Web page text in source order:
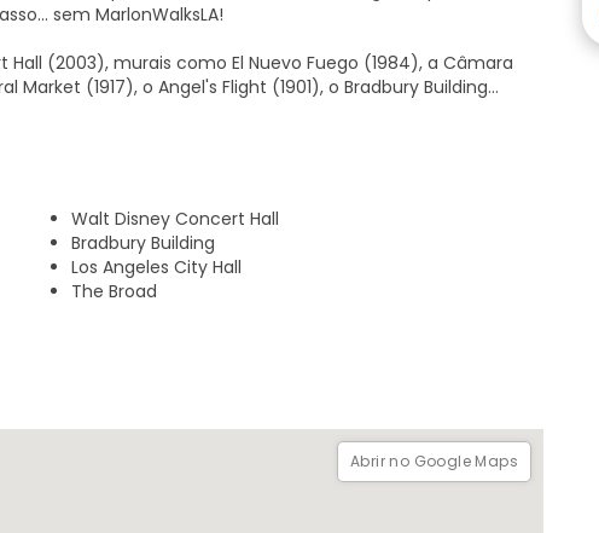
sem MarlonWalksLA!
(2003), murais como El Nuevo Fuego (1984), a Câmara
Market (1917), o Angel's Flight (1901), o Bradbury Building
começa a 10 minutos do hospital onde nasci. Tal como a
mãe é da Guatemala, o meu pai é de El Salvador e o
chinês mandarim e passei um ano no estrangeiro a viver na
pessoas novas. O meu objetivo é mostrar-lhe uma
forma. Juntar o mundo moderno com as nossas raízes
Walt Disney Concert Hall
Bradbury Building
Los Angeles City Hall
The Broad
Abrir no Google Maps